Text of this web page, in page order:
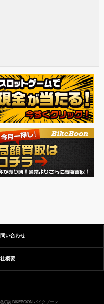
い合わせ
概要
好調 BIKEBOON バイクブーン